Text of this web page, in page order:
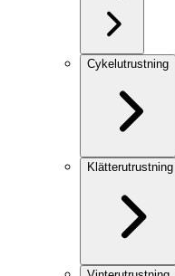
Cykelutrustning
Klätterutrustning